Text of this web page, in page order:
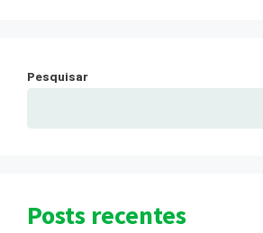
Pesquisar
Posts recentes